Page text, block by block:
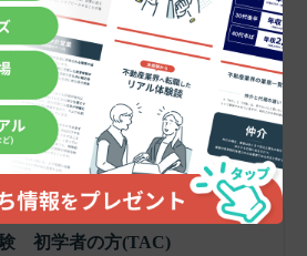
された合格ノウハウが最大のセー
の 就職支援についても支援体制が
初学者の方(TAC)